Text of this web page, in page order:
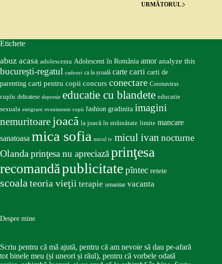
URMĂTORUL
Etichete
abuz acasa adolescenta Adolescent în România amor analyze this
bucureşti-regatul cadouri ca la școală carte carti carti de
parenting carti pentru copii concurs conectare Coronavirus
cuplu delicatese depresie educatie cu blandete educatie
sexuala emigrare evenimente copii fashion gradinita imagini
nemuritoare joacă la joacă în străinătate limite mancare
sanatoasa mica sofia micul iv micul ivan nocturne
Olandaprinţesa nu apreciazăprinţesa
recomandăpublicitate pîntec retete
scoalateoria vieţii terapie umanitar vacanta
Despre mine
Scriu pentru că mă ajută, pentru că am nevoie să dau pe-afară
tot binele meu (și uneori și răul), pentru că vorbele odată